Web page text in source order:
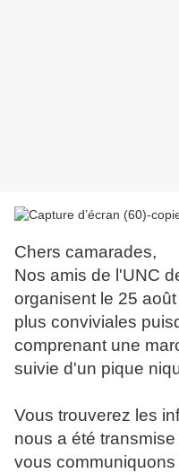
Chers camarades,
Nos amis de l'UNC
organisent le 25
plus conviviales
comprenant une
suivie d'un pique
Vous trouverez les
nous a été
vous